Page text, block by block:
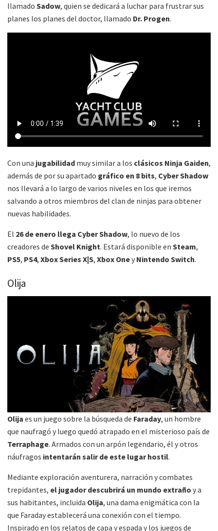
llamado Sadow, quien se dedicará a luchar para frustrar sus
planes los planes del doctor, llamado Dr. Progen.
Con una jugabilidad muy similar a los clásicos Ninja Gaiden,
además de por su apartado gráfico en 8 bits, Cyber Shadow
nos llevará a lo largo de varios niveles en los que iremos
salvando a otros miembros del clan de ninjas para obtener
nuevas habilidades.
El 26 de enero llega Cyber Shadow, lo nuevo de los
creadores de Shovel Knight. Estará disponible en Steam,
PS5, PS4, Xbox Series X|S, Xbox Oney Nintendo Switch.
Olija
Olija es un juego sobre la búsqueda de Faraday, un hombre
que naufragó y luego quedó atrapado en el misterioso país de
Terraphage. Armados con un arpón legendario, él y otros
náufragos intentarán salir de este lugar hostil.
Mediante exploración aventurera, narración y combates
trepidantes, el jugador descubrirá un mundo extraño y a
sus habitantes, incluida Olija, una dama enigmática con la
que Faraday establecerá una conexión con el tiempo.
Inspirado en los relatos de capa y espada y los juegos de